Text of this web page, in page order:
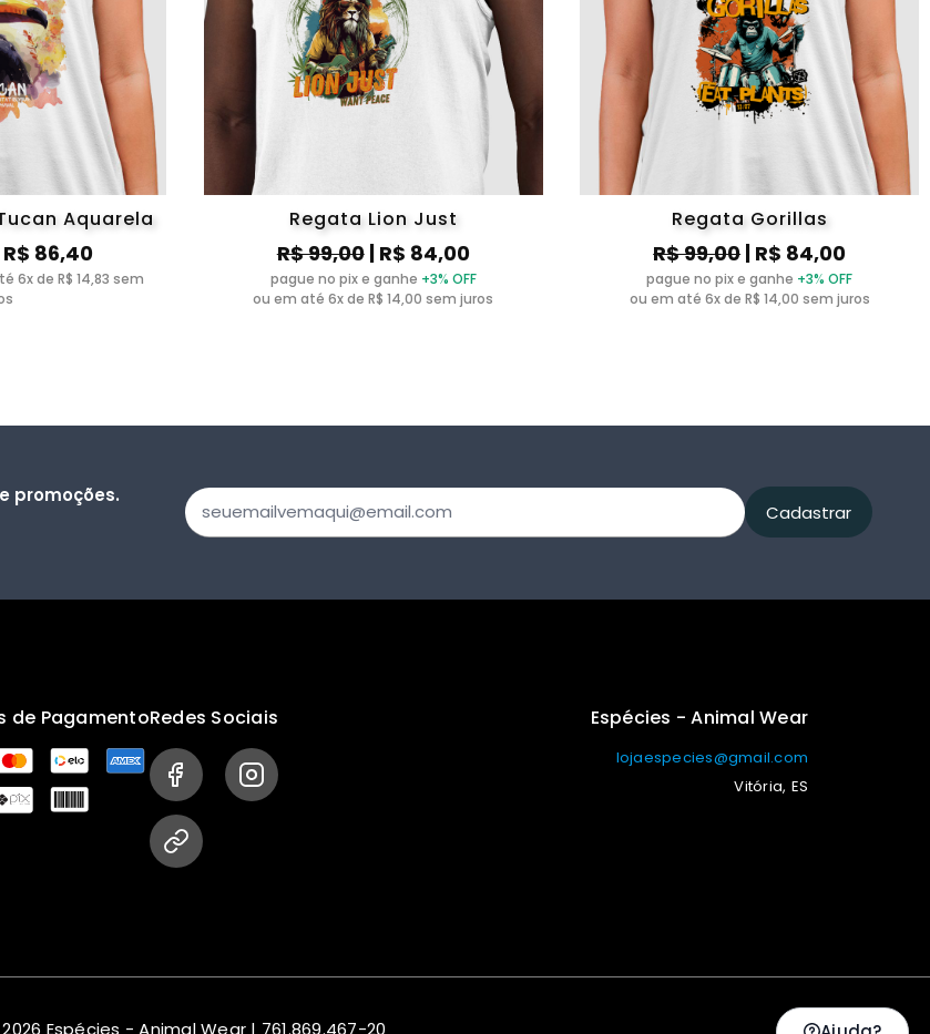
Aquarela
86,40
6x de R$ 14,83 sem
Regata Lion Just
R$ 99,00| R$ 84,00
pague no pix e ganhe +3% OFF
ou em até 6x de R$ 14,00 sem juros
Regata Gorillas
R$ 99,00| R$ 84,00
pague no pix e ganhe +3% OFF
ou em até 6x de R$ 14,00 sem juros
promoções.
de PagamentoRedes Sociais Espécies - Animal Wear
lojaespecies@gmail.com
Vitória, ES